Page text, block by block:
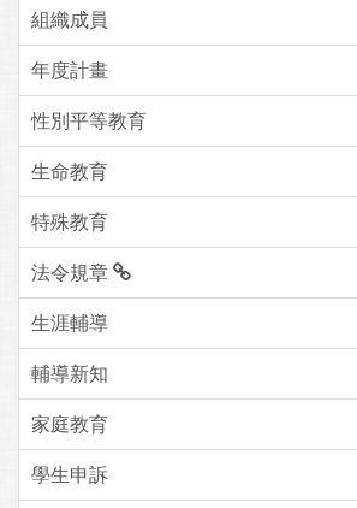
組織成員
年度計畫
性別平等教育
生命教育
特殊教育
法令規章
生涯輔導
輔導新知
家庭教育
學生申訴